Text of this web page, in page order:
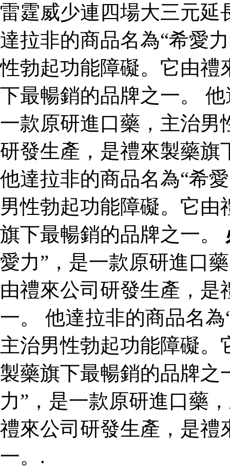
雷霆威少連四場大三元
達拉非的商品名為“希愛
性勃起功能障礙。它由禮
下最暢銷的品牌之一。
一款原研進口藥，主治男
研發生產，是禮來製藥
他達拉非的商品名為“希
男性勃起功能障礙。它
旗下最暢銷的品牌之一。
愛力”，是一款原研進口
由禮來公司研發生產，
一。 他達拉非的商品名
主治男性勃起功能障礙
製藥旗下最暢銷的品牌之
力”，是一款原研進口藥
禮來公司研發生產，是禮
一。.